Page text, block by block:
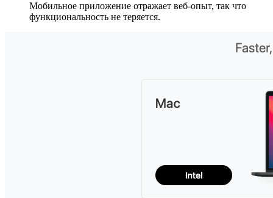
Мобильное приложение отражает веб-опыт, так что
функциональность не теряется.